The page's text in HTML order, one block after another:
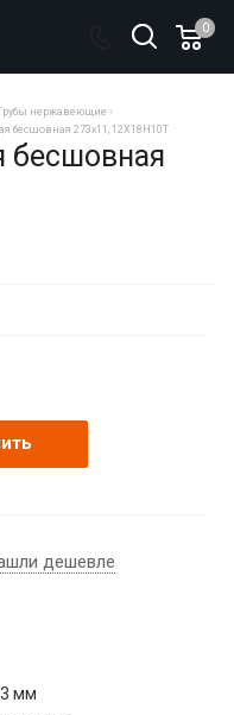
0
нержавеющие
бесшовная 273х11, 12Х18Н10Т
бесшовная
дешевле
мм